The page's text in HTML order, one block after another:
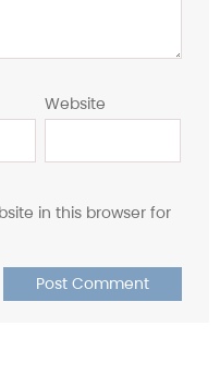
Website
in this browser for